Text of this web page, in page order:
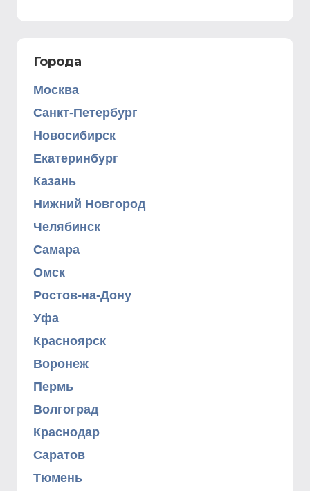
Города
Москва
Санкт-Петербург
Новосибирск
Екатеринбург
Казань
Нижний Новгород
Челябинск
Самара
Омск
Ростов-на-Дону
Уфа
Красноярск
Воронеж
Пермь
Волгоград
Краснодар
Саратов
Тюмень